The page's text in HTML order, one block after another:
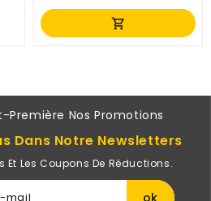
Prix
shopping_cart
Première Nos Promotions
Dans Notre Newsletters
Et Les Coupons De Réductions.